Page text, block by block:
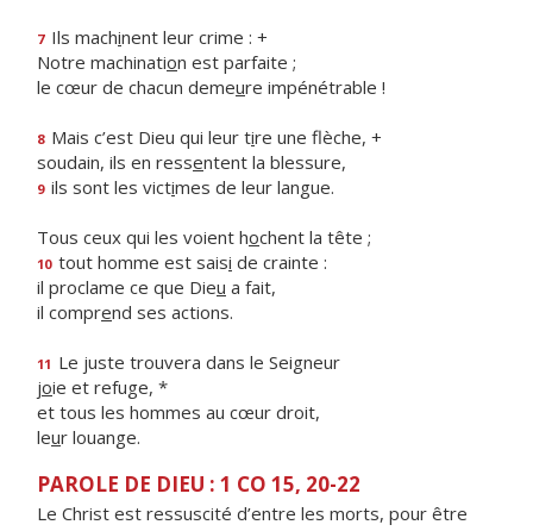
7 Ils machinent leur crime : +
Notre machination est parfaite ;
le cœur de chacun demeure impénétrable !
8 Mais c’est Dieu qui leur tire une flèche, +
soudain, ils en ressentent la blessure,
9 ils sont les victimes de leur langue.
Tous ceux qui les voient hochent la tête ;
10 tout homme est saisi de crainte :
il proclame ce que Dieu a fait,
il comprend ses actions.
11 Le juste trouvera dans le Seigneur
joie et refuge, *
et tous les hommes au cœur droit,
leur louange.
PAROLE DE DIEU : 1 CO 15, 20-22
Le Christ est ressuscité d’entre les morts, pour être